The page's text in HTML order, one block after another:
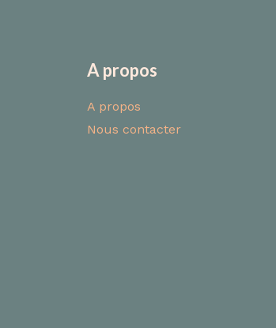
A propos
A propos
Nous contacter